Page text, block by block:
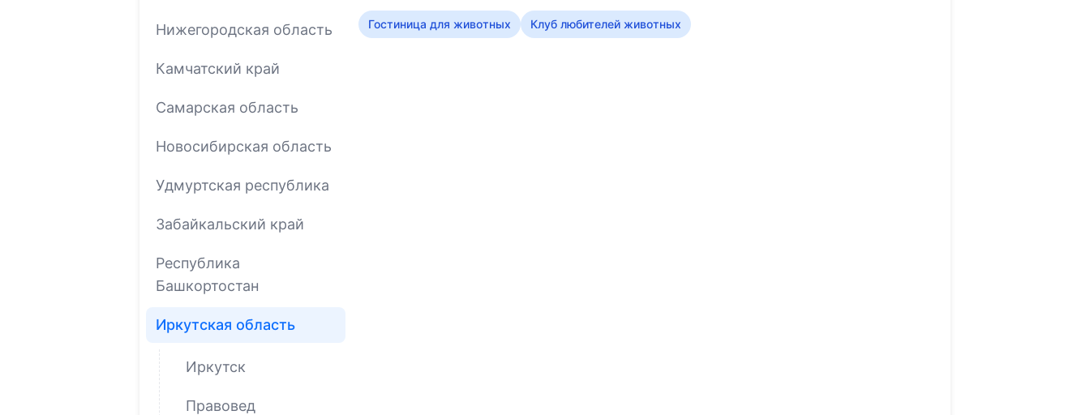
Нижегородская область
Камчатский край
Самарская область
Новосибирская область
Удмуртская республика
Забайкальский край
Республика
Башкортостан
Иркутская область
Иркутск
Правовед
Гостиница для животных Клуб любителей животных